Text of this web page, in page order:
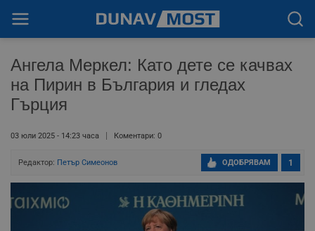
Ангела Меркел: Като дете се качвах
на Пирин в България и гледах
Гърция
03 юли 2025 - 14:23 часа Коментари: 0
Редактор: Петър Симеонов 1
ОДОБРЯВАМ